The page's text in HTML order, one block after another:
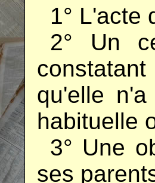
1° L'acte
2° Un
qu'elle
habituelle
3° Une
ses